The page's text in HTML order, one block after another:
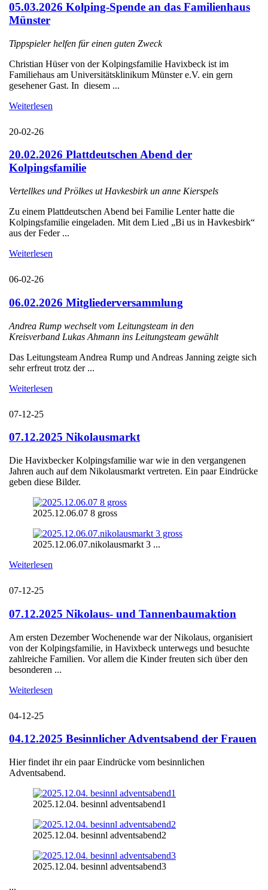
05.03.2026 Kolping-Spende an das Familienhaus
Münster
Tippspieler helfen für einen guten Zweck
Christian Hüser von der Kolpingsfamilie Havixbeck ist im
Familiehaus am Universitätsklinikum Münster e.V. ein gern
gesehener Gast. In diesem ...
Weiterlesen
20-02-26
20.02.2026 Plattdeutschen Abend der
Kolpingsfamilie
Vertellkes und Prölkes ut Havkesbirk un anne Kierspels
Zu einem Plattdeutschen Abend bei Familie Lenter hatte die
Kolpingsfamilie eingeladen. Mit dem Lied „Bi us in Havkesbirk“
aus der Feder ...
Weiterlesen
06-02-26
06.02.2026 Mitgliederversammlung
Andrea Rump wechselt vom Leitungsteam in den
Kreisverband Lukas Ahmann ins Leitungsteam gewählt
Das Leitungsteam Andrea Rump und Andreas Janning zeigte sich
sehr erfreut trotz der ...
Weiterlesen
07-12-25
07.12.2025 Nikolausmarkt
Die Havixbecker Kolpingsfamilie war wie in den vergangenen
Jahren auch auf dem Nikolausmarkt vertreten. Ein paar Eindrücke
geben diese Bilder.
2025.12.06.07 8 gross
2025.12.06.07.nikolausmarkt 3 ...
Weiterlesen
07-12-25
07.12.2025 Nikolaus- und Tannenbaumaktion
Am ersten Dezember Wochenende war der Nikolaus, organisiert
von der Kolpingsfamilie, in Havixbeck unterwegs und besuchte
zahlreiche Familien. Vor allem die Kinder freuten sich über den
besonderen ...
Weiterlesen
04-12-25
04.12.2025 Besinnlicher Adventsabend der Frauen
Hier findet ihr ein paar Eindrücke vom besinnlichen
Adventsabend.
2025.12.04. besinnl adventsabend1
2025.12.04. besinnl adventsabend2
2025.12.04. besinnl adventsabend3
...